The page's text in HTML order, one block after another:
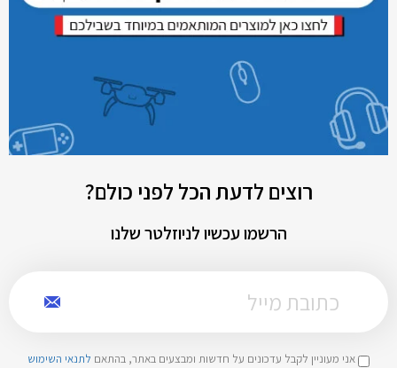
רוצים לדעת הכל לפני כולם?
הרשמו עכשיו לניוזלטר שלנו
אני מעוניין לקבל עדכונים על חדשות ומבצעים באתר, בהתאם לתנאי השימוש